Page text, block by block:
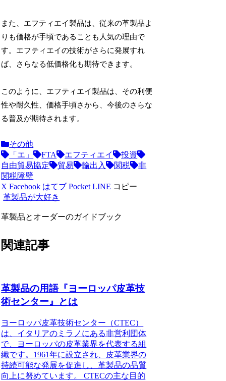
また、エフティエイ製品は、従来の革製品よ
りも価格が手頃であることも人気の理由で
す。エフティエイの技術がさらに発展すれ
ば、さらなる低価格化も期待できます。
このように、エフティエイ製品は、その利便
性や耐久性、価格手頃さから、今後のさらな
る普及が期待されます。
その他
「エ」
FTA エフティエイ
投資
自由貿易協定
貿易 輸出入 関税
非
関税障壁
X Facebook はてブ Pocket LINE コピー
革製品が大好き
革製品とオーダーのガイドブック
関連記事
革製品の用語『ヨーロッパ皮革技
術センター』とは
ヨーロッパ皮革技術センター（CTEC）
は、イタリアのミラノにある非営利団体
で、ヨーロッパの皮革業界を代表する組
織です。1961年に設立され、皮革業界の
持続可能な発展を促進し、革製品の品質
向上に努めています。 CTECの主な目的